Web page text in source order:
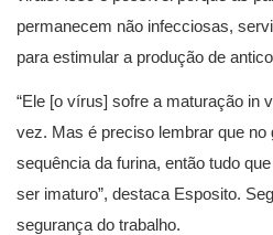
permanecem não infecciosas,
para estimular a produção de
“Ele [o vírus] sofre a maturação in
vez. Mas é preciso lembrar que no
sequência da furina, então tudo
ser imaturo”, destaca Esposito.
segurança do trabalho.